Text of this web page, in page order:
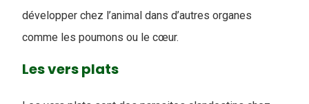
développer chez l’animal dans d’autres organes
comme les poumons ou le cœur.
Les vers plats